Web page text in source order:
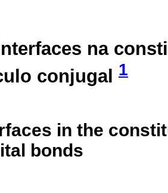
na
conjugal 1
in the
bonds